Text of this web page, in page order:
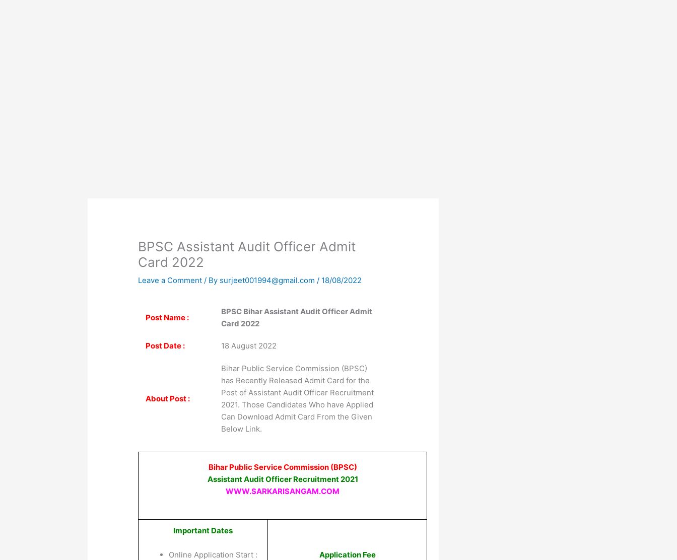
BPSC Assistant Audit Officer Admit
Card 2022
Leave a Comment / By surjeet001994@gmail.com/ 18/08/2022
Post Name :
BPSC Bihar Assistant Audit Officer Admit
Card 2022
Post Date : 18 August 2022
About Post :
Bihar Public Service Commission (BPSC)
has Recently Released Admit Card for the
Post of Assistant Audit Officer Recruitment
2021. Those Candidates Who have Applied
Can Download Admit Card From the Given
Below Link.
Bihar Public Service Commission (BPSC)
Assistant Audit Officer Recruitment 2021
WWW.SARKARISANGAM.COM
Important Dates
Online Application Start :
Application Fee